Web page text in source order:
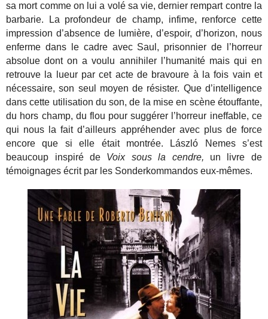
sa mort comme on lui a volé sa vie, dernier rempart contre la
barbarie. La profondeur de champ, infime, renforce cette
impression d’absence de lumière, d’espoir, d’horizon, nous
enferme dans le cadre avec Saul, prisonnier de l’horreur
absolue dont on a voulu annihiler l’humanité mais qui en
retrouve la lueur par cet acte de bravoure à la fois vain et
nécessaire, son seul moyen de résister. Que d’intelligence
dans cette utilisation du son, de la mise en scène étouffante,
du hors champ, du flou pour suggérer l’horreur ineffable, ce
qui nous la fait d’ailleurs appréhender avec plus de force
encore que si elle était montrée. László Nemes s’est
beaucoup inspiré de Voix sous la cendre, un livre de
témoignages écrit par les Sonderkommandos eux-mêmes.